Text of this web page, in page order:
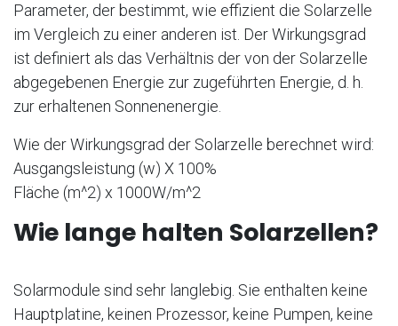
Parameter, der bestimmt, wie effizient die Solarzelle
im Vergleich zu einer anderen ist. Der Wirkungsgrad
ist definiert als das Verhältnis der von der Solarzelle
abgegebenen Energie zur zugeführten Energie, d. h.
zur erhaltenen Sonnenenergie.
Wie der Wirkungsgrad der Solarzelle berechnet wird:
Ausgangsleistung (w) X 100%
Fläche (m^2) x 1000W/m^2
Wie lange halten Solarzellen?
Solarmodule sind sehr langlebig. Sie enthalten keine
Hauptplatine, keinen Prozessor, keine Pumpen, keine